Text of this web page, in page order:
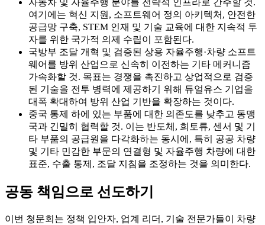
여기에는 혁신 지원, 소프트웨어 정의 아키텍처, 안전한
공급망 구축, STEM 인재 및 기술 교육에 대한 지속적 투
자를 위한 국가적 의제 수립이 포함된다.
국방부 조달 개혁 및 검증된 상용 자율주행·차량 소프트
웨어를 방위 산업으로 신속히 이전하는 기타 메커니즘
가속화할 것. 목표는 경쟁을 촉진하고 상업적으로 검증
된 기술을 전투 병력에 제공하기 위해 듀얼유스 기업을
대폭 확대하여 방위 산업 기반을 확장하는 것이다.
중국 통제 하에 있는 부품에 대한 의존도를 낮추고 동맹
국과 긴밀히 협력할 것. 이는 반도체, 희토류, 센서 및 기
타 부품의 공급원을 다각화하는 동시에, 특히 공공 차량
및 기타 민감한 부문의 연결형 및 자율주행 차량에 대한
표준, 수출 통제, 조달 지침을 조정하는 것을 의미한다.
공동 책임으로 선도하기
이번 청문회는 정책 입안자, 업계 리더, 기술 전문가들이 차량